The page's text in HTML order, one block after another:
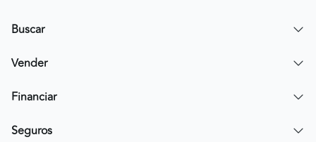
Buscar
Encuentra un carro
Vender
Publicar mi vehículo
Financiar
Simular crédito
Seguros